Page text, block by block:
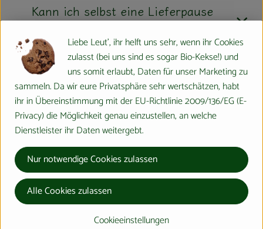
Hofladen
Über uns
Aktuelles
Veranstaltungen
Kann ich selbst eine Lieferpause
Liebe Leut', ihr helft uns sehr, wenn ihr Cookies
zulasst (bei uns sind es sogar Bio-Kekse!) und
uns somit erlaubt, Daten für unser Marketing zu
sammeln. Da wir eure Privatsphäre sehr wertschätzen, habt
ihr in Übereinstimmung mit der EU-Richtlinie 2009/136/EG (E-
Privacy) die Möglichkeit genau einzustellen, an welche
Dienstleister ihr Daten weitergebt.
Cookieeinstellungen
Nur notwendige Cookies zulassen
Alle Cookies zulassen